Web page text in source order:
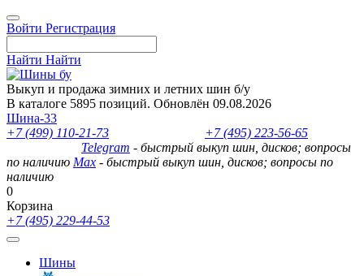
Войти Регистрация
Найти Найти
Выкуп и продажа зимних и летних шин б/у
В каталоге 5895 позиций. Обновлён 09.08.2026
Шина-33
+7 (499) 110-21-73
+7 (495) 223-56-65
Telegram - быстрый выкуп шин, дисков; вопросы
по наличию Max - быстрый выкуп шин, дисков; вопросы по
наличию
0
Корзина
+7 (495) 229-44-53
Шины